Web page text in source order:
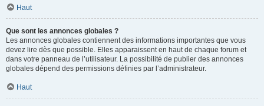
Haut
Que sont les annonces globales ?
Les annonces globales contiennent des informations importantes que vous
devez lire dès que possible. Elles apparaissent en haut de chaque forum et
dans votre panneau de l’utilisateur. La possibilité de publier des annonces
globales dépend des permissions définies par l’administrateur.
Haut